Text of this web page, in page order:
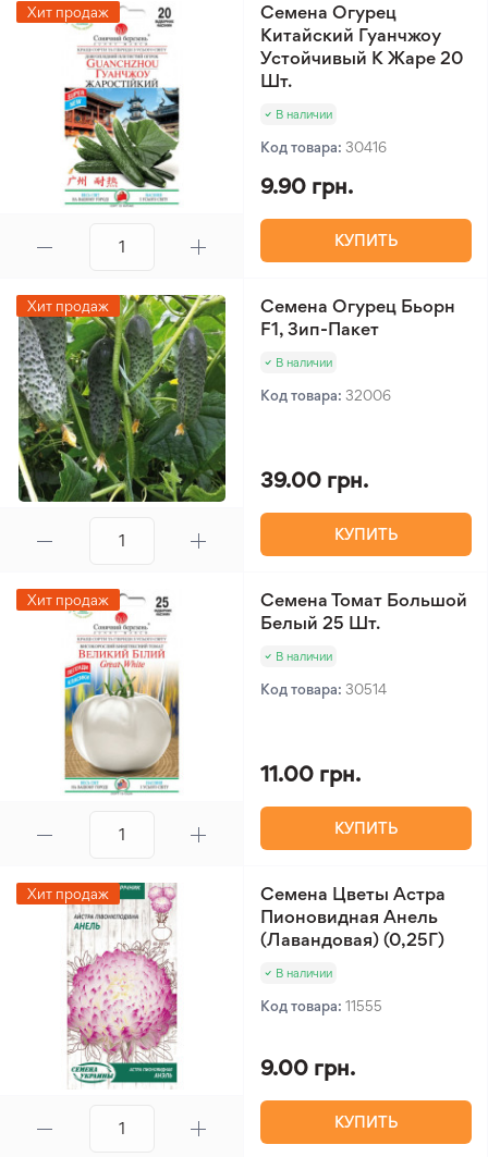
Хит продаж
Семена Огурец
Китайский Гуанчжоу
Устойчивый К Жаре 20
Шт.
В наличии
Код товара: 30416
9.90 грн.
КУПИТЬ
Хит продаж
Семена Огурец Бьорн
F1, Зип-Пакет
В наличии
Код товара: 32006
39.00 грн.
КУПИТЬ
Хит продаж
Семена Томат Большой
Белый 25 Шт.
В наличии
Код товара: 30514
11.00 грн.
КУПИТЬ
Хит продаж
Семена Цветы Астра
Пионовидная Анель
(Лавандовая) (0,25Г)
В наличии
Код товара: 11555
9.00 грн.
КУПИТЬ